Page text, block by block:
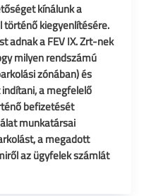
kínálunk a
történő kiegyenlítésére.
adnak a FEV IX. Zrt-nek
milyen rendszámú
zónában) és
a megfelelő
befizetését
munkatársai
a megadott
az ügyfelek számlát